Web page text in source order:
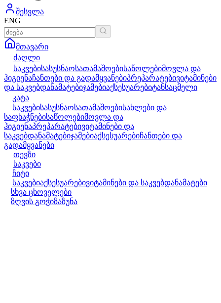
შესვლა
ENG
მთავარი
ძაღლი
საკვებისასუსნაოსათამაშოებისაწოლებიმოვლა და
ჰიგიენაჩანთები და გადამყვანებიპრეპარატებივიტამინები
და საკვებდანამატებიჯამებიაქსესუარებიტანსაცმელი
კატა
საკვებისასუსნაოსათამაშოებისახლები და
საფხაჭნებისაწოლებიმოვლა და
ჰიგიენაპრეპარატებივიტამინები და
საკვებდანამატებიჯამებიაქსესუარებიჩანთები და
გადამყვანები
თევზი
საკვები
ჩიტი
საკვებიაქსესუარებივიტამინები და საკვებდანამატები
სხვა ცხოველები
ზღვის გოჭიზაზუნა